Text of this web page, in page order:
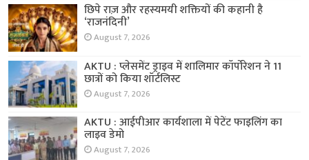
छिपे राज़ और रहस्यमयी शक्तियों की कहानी है
‘राजनंदिनी’
August 7, 2026
AKTU : प्लेसमेंट ड्राइव में शालिमार कॉर्पोरेशन ने 11
छात्रों को किया शॉर्टलिस्ट
August 7, 2026
AKTU : आईपीआर कार्यशाला में पेटेंट फाइलिंग का
लाइव डेमो
August 7, 2026